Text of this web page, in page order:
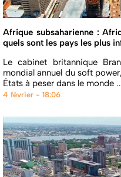
Afrique subsaharienne :
quels sont les pays les plus
Le cabinet britannique
mondial annuel du soft
États à peser dans le monde
4 février - 18:06